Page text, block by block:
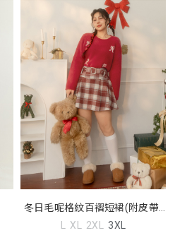
冬日毛呢格紋百褶短裙(附皮帶)
(附褲)
L XL 2XL 3XL